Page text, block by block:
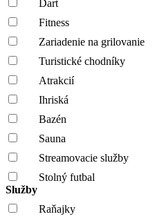
Dart
Fitness
Zariadenie na grilovanie
Turistické chodníky
Atrakcií
Ihriská
Bazén
Sauna
Streamovacie služby
Stolný futbal
Služby
Raňajky